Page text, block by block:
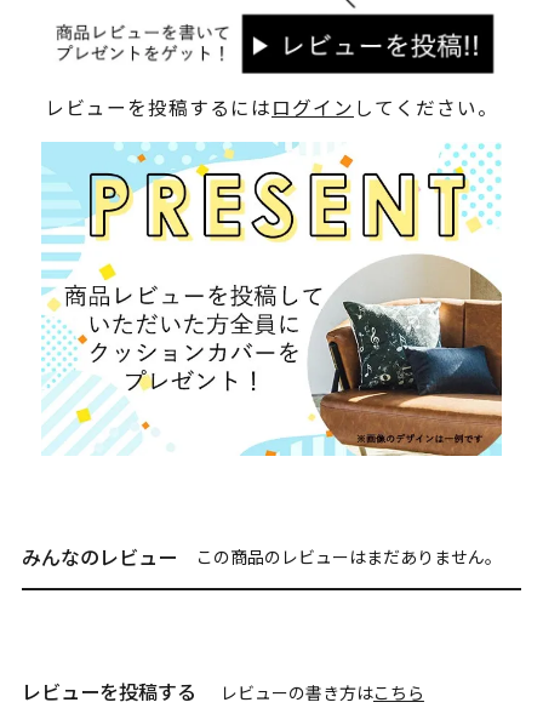
レビューを投稿するにはログイン してください。
みんなのレビュー この商品のレビューはまだありません。
レビューを投稿する レビューの書き方はこちら